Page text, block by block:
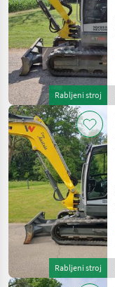
Rabljeni stroj
Rabljeni stroj